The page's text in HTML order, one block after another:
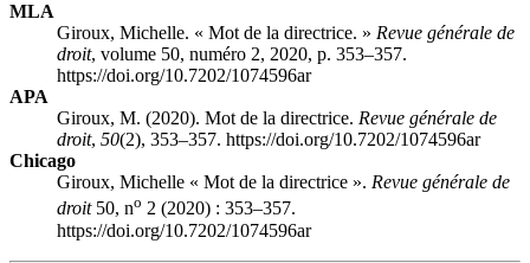
MLA
Giroux, Michelle. « Mot de la directrice. » Revue générale de
droit, volume 50, numéro 2, 2020, p. 353–357.
https://doi.org/10.7202/1074596ar
APA
Giroux, M. (2020). Mot de la directrice. Revue générale de
droit, 50(2), 353–357. https://doi.org/10.7202/1074596ar
Chicago
Giroux, Michelle « Mot de la directrice ». Revue générale de
droit50, no 2 (2020) : 353–357.
https://doi.org/10.7202/1074596ar